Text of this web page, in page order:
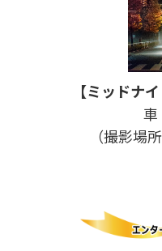
【ミッドナ
車
（撮影場